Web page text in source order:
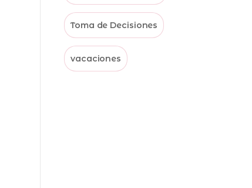
Toma de Decisiones
vacaciones